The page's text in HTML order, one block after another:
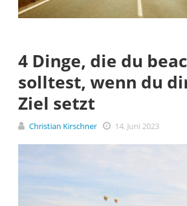
4 Dinge, die du
solltest, wenn du
Ziel setzt
Christian Kirschner 14. Juni 2023